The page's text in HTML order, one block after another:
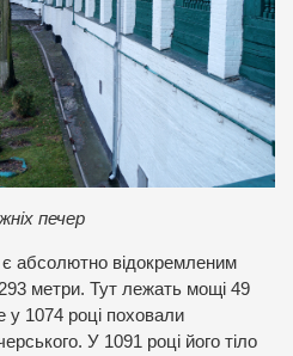
печер
є абсолютно відокремленим
метри. Тут лежать мощі 49
у 1074 році поховали
У 1091 році його тіло